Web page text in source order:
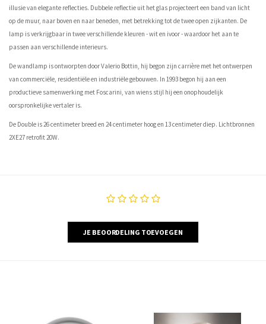
illusie van elegante reflecties. Dubbele reflectie uit het glas projecteert een band van licht
op de muur, naar boven en naar beneden, met betrekking tot de twee open zijkanten. De
lamp is verkrijgbaar in twee verschillende kleuren - wit en ivoor - waardoor het aan te
passen aan verschillende interieurs.
De wandlamp is ontworpten door Valerio Bottin, hij begon zijn carrière met het ontwerpen
van commerciële, residentiële en industriële gebouwen. In 1993 begon hij aan een
productieve samenwerking met Foscarini, van wiens stijl hij een onophoudelijk
oorspronkelijke vertaler is.
De Double is 26 centimeter breed en 24 centimeter hoog en 13 centimeter diep. Lichtbronnen
2XE27 retrofit 20W.
JE BEOORDELING TOEVOEGEN